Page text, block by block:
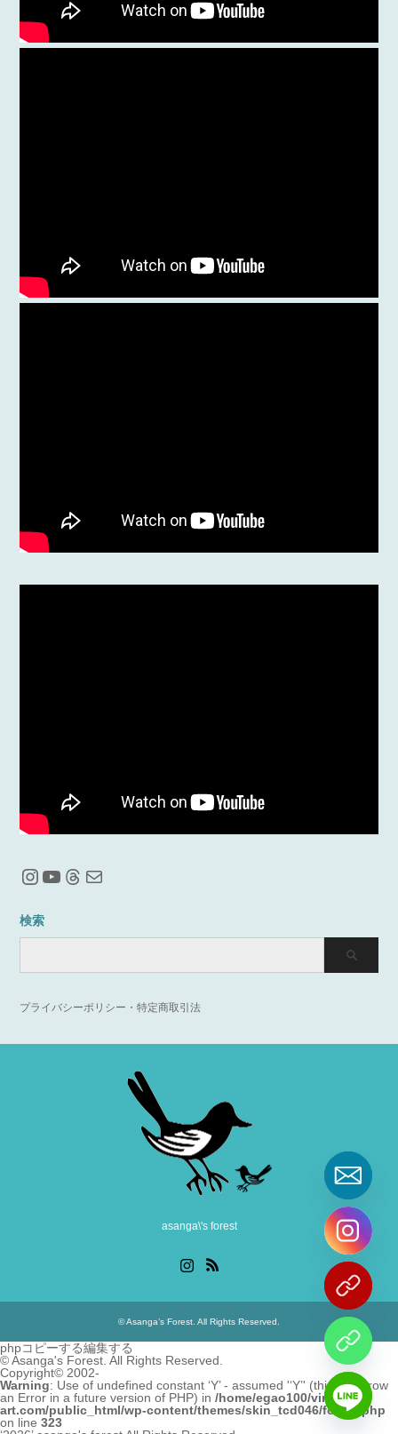
Instagram
YouTube
Threads
メール
検索
プライバシーポリシー・特定商取引法
asanga\'s forest
©Asanga’s Forest. All Rights Reserved.
phpコピーする編集する
©Asanga's Forest. All Rights Reserved.
Copyright© 2002-
Warning: Use of undefined constant ‘Y’ - assumed '‘Y’' (this will throw
an Error in a future version of PHP) in /home/egao100/vine-
art.com/public_html/wp-content/themes/skin_tcd046/footer.php
on line 323